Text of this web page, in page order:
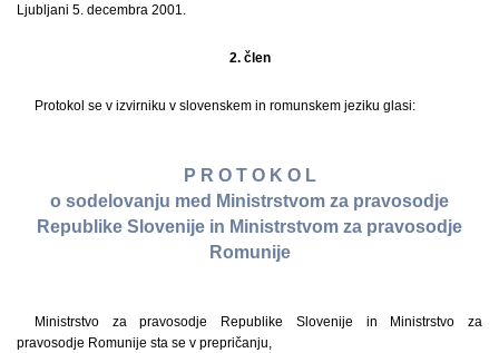
Ljubljani 5. decembra 2001.
2. člen
Protokol se v izvirniku v slovenskem in romunskem jeziku glasi:
P R O T O K O L
o sodelovanju med Ministrstvom za pravosodje
Republike Slovenije in Ministrstvom za pravosodje
Romunije
Ministrstvo za pravosodje Republike Slovenije in Ministrstvo za
pravosodje Romunije sta se v prepričanju,